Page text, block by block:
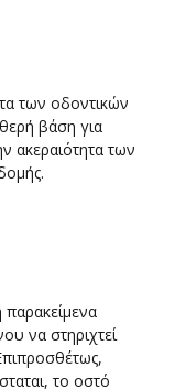
των οδοντικών
βάση για
ακεραιότητα των
να στηριχτεί
το οστό